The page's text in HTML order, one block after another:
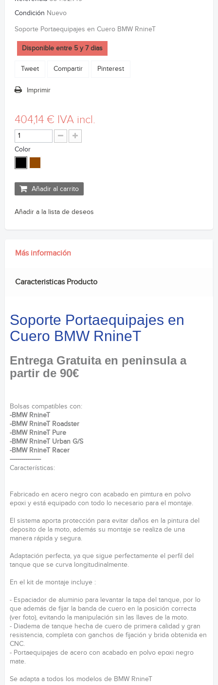
Condición Nuevo
Soporte Portaequipajes en Cuero BMW RnineT
Disponible entre 5 y 7 dias
Tweet Compartir Pinterest
Imprimir
404,14 € IVA incl.
Color
Añadir al carrito
Añadir a la lista de deseos
Más información
Caracteristicas Producto
Soporte Portaequipajes en
Cuero BMW RnineT
Entrega Gratuita en peninsula a
partir de 90€
Bolsas compatibles con:
-BMW RnineT
-BMW RnineT Roadster
-BMW RnineT Pure
-BMW RnineT Urban G/S
-BMW RnineT Racer
----------------
Características:
Fabricado en acero negro con acabado en pimtura en polvo
epoxi y está equipado con todo lo necesario para el montaje.
El sistema aporta protección para evitar daños en la pintura del
deposito de la moto, además su montaje se realiza de una
manera rápida y segura.
Adaptación perfecta, ya que sigue perfectamente el perfil del
tanque que se curva longitudinalmente.
En el kit de montaje incluye :
- Espaciador de aluminio para levantar la tapa del tanque, por lo
que además de fijar la banda de cuero en la posición correcta
(ver foto), evitando la manipulación sin las llaves de la moto.
- Diadema de tanque hecha de cuero de primera calidad y gran
resistencia, completa con ganchos de fijación y brida obtenida en
CNC.
- Portaequipajes de acero con acabado en polvo epoxi negro
mate.
Se adapta a todos los modelos de BMW RnineT